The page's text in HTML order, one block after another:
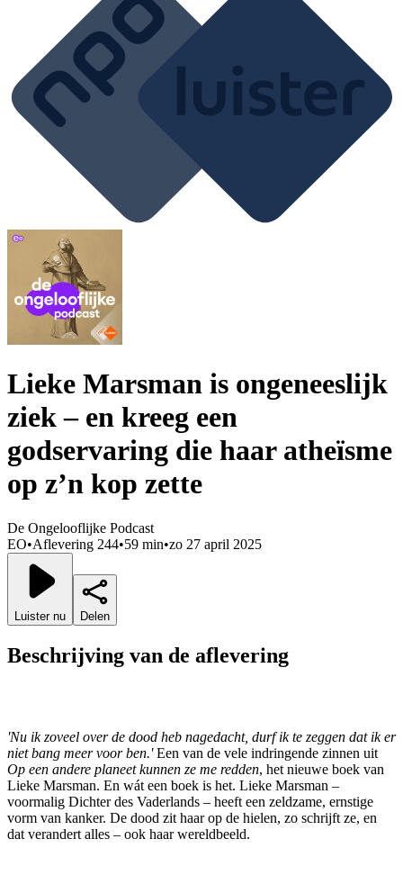
Lieke Marsman is ongeneeslijk
ziek – en kreeg een
godservaring die haar atheïsme
op z’n kop zette
De Ongelooflijke Podcast
EO•Aflevering 244•59 min•zo 27 april 2025
Luister nu Delen
Beschrijving van de aflevering
'Nu ik zoveel over de dood heb nagedacht, durf ik te zeggen dat ik er
niet bang meer voor ben.'Een van de vele indringende zinnen uit
Op een andere planeet kunnen ze me redden, het nieuwe boek van
Lieke Marsman. En wát een boek is het. Lieke Marsman –
voormalig Dichter des Vaderlands – heeft een zeldzame, ernstige
vorm van kanker. De dood zit haar op de hielen, zo schrijft ze, en
dat verandert alles – ook haar wereldbeeld.